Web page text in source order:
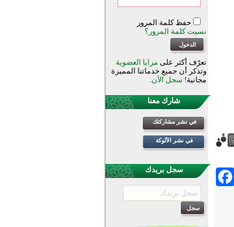
Facebook
حفظ كلمة المرور
نسيت كلمة المرور؟
تعرّف أكثر على مزايا العضوية
وتذكر أن جميع خدماتنا المميزة
مجانية! سجل الآن.
شارك معنا
في نشر مشاركتك
في نشر الألوكة
سجل بريدك